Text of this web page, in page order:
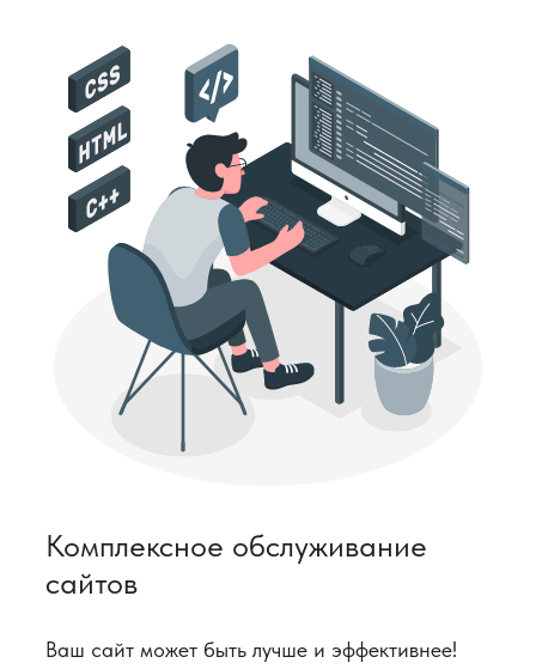
Комплексное обслуживание
сайтов
Ваш сайт может быть лучше и эффективнее!